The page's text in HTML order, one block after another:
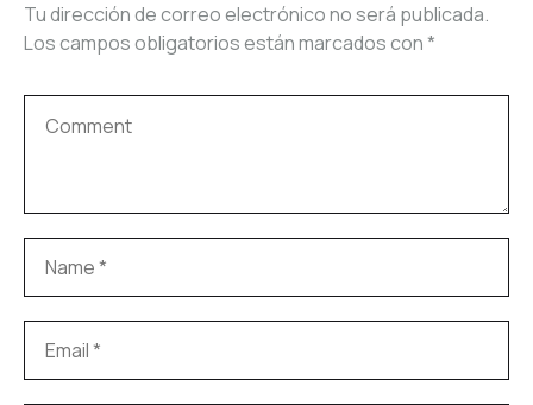
Tu dirección de correo electrónico no será publicada.
Los campos obligatorios están marcados con*